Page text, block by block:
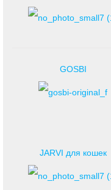
GOSBI
JARVI для кошек